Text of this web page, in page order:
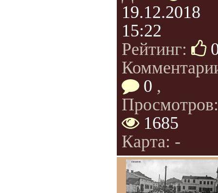
19.12.2018
15:22
Рейтинг:
0 ,
Просмотров:
1685
Карта: -